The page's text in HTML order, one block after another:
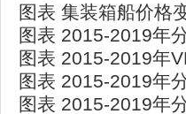
图表 集装箱船价格
图表 2015-2019年
图表 2015-2019年
图表 2015-2019年
图表 2015-2019年